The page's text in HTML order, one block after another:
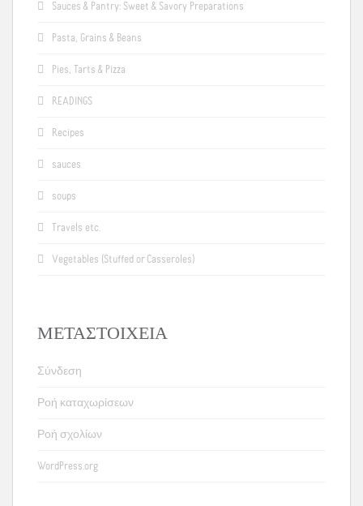
Sauces & Pantry: Sweet & Savory Preparations
Pasta, Grains & Beans
Pies, Tarts & Pizza
READINGS
Recipes
sauces
soups
Travels etc.
Vegetables (Stuffed or Casseroles)
ΜΕΤΑΣΤΟΙΧΕΊΑ
Σύνδεση
Ροή καταχωρίσεων
Ροή σχολίων
WordPress.org